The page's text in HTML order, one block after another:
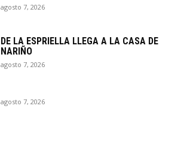
agosto 7, 2026
DE LA ESPRIELLA LLEGA A LA CASA DE
NARIÑO
agosto 7, 2026
agosto 7, 2026